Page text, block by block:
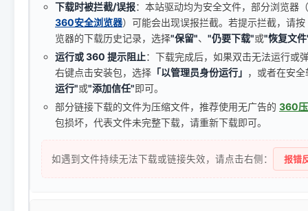
下载时被拦截/误报：本站驱动均为安全文件，部分浏览器
360安全浏览器）可能会出现误报拦截。若提示拦截，请按
览器的下载历史记录，选择"保留"、 "仍要下载"或"恢复文
运行或 360 提示阻止：下载完成后，如果双击无法运行或
右键点击安装包，选择 「以管理员身份运行」 ，或者在安
运行"或"添加信任"即可。
部分链接下载的文件为压缩文件，推荐使用无广告的 360
包损坏，代表文件未完整下载，请重新下载即可。
如遇到文件持续无法下载或链接失效，请点击右侧： 报错